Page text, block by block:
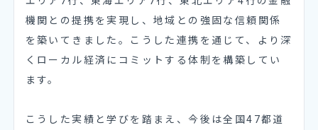
機関との提携を実現し、地域との強固な信頼関係
を築いてきました。こうした連携を通じて、より深
くローカル経済にコミットする体制を構築してい
ます。
こうした実績と学びを踏まえ、今後は全国47都道